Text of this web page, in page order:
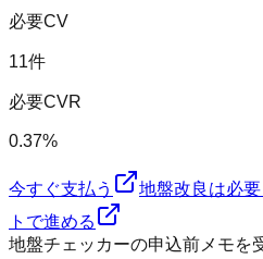
必要CV
11件
必要CVR
0.37%
今すぐ支払う 地盤改良は必要
トで進める
地盤チェッカーの申込前メモを